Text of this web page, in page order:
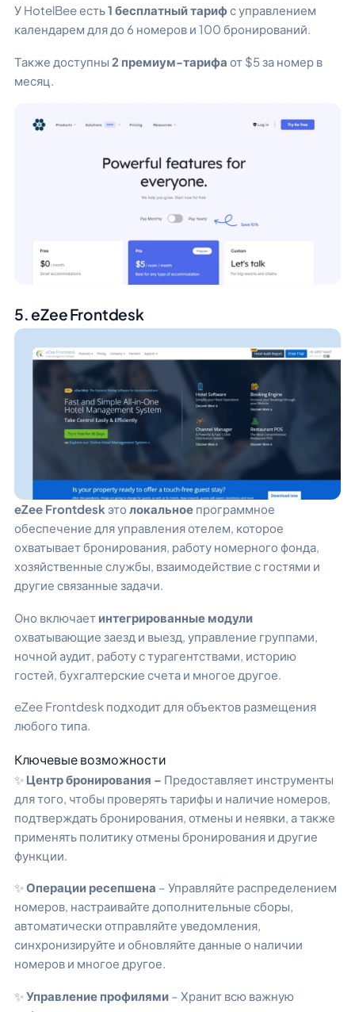
У HotelBee есть1 бесплатный тарифс управлением
календарем для до 6 номеров и 100 бронирований.
Также доступны 2 премиум-тарифа от $5 за номер в
месяц.
5. eZee Frontdesk
eZee Frontdesk это локальное программное
обеспечение для управления отелем, которое
охватывает бронирования, работу номерного фонда,
хозяйственные службы, взаимодействие с гостями и
другие связанные задачи.
Оно включает интегрированные модули
охватывающие заезд и выезд, управление группами,
ночной аудит, работу с турагентствами, историю
гостей, бухгалтерские счета и многое другое.
eZee Frontdesk подходит для объектов размещения
любого типа.
Ключевые возможности
✨ Центр бронирования – Предоставляет инструменты
для того, чтобы проверять тарифы и наличие номеров,
подтверждать бронирования, отмены и неявки, а также
применять политику отмены бронирования и другие
функции.
✨Операции ресепшена – Управляйте распределением
номеров, настраивайте дополнительные сборы,
автоматически отправляйте уведомления,
синхронизируйте и обновляйте данные о наличии
номеров и многое другое.
✨Управление профилями – Хранит всю важную